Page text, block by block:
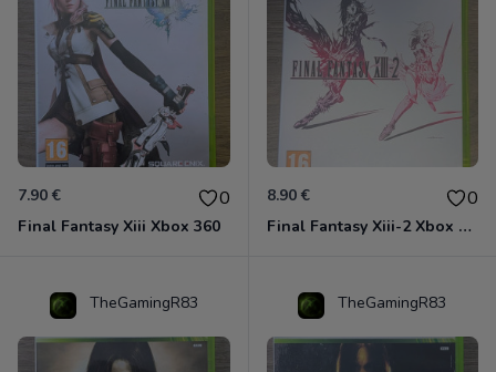
7.90 € 0
Final Fantasy Xiii Xbox 360
8.90 € 0
Final Fantasy Xiii-2 Xbox 360
TheGamingR83 TheGamingR83